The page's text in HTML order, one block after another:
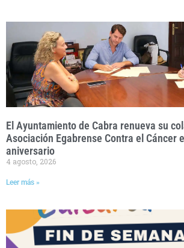
El Ayuntamiento de Cabra renueva su
Asociación Egabrense Contra el Cáncer
aniversario
4 agosto, 2026
Leer más »